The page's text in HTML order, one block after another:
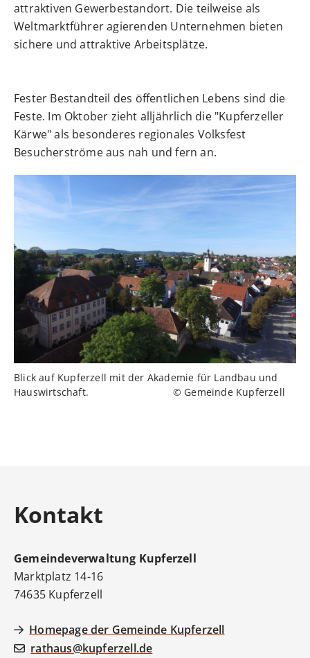
attraktiven Gewerbestandort. Die teilweise als
Weltmarktführer agierenden Unternehmen bieten
sichere und attraktive Arbeitsplätze.
Fester Bestandteil des öffentlichen Lebens sind die
Feste. Im Oktober zieht alljährlich die "Kupferzeller
Kärwe" als besonderes regionales Volksfest
Besucherströme aus nah und fern an.
Blick auf Kupferzell mit der Akademie für Landbau und
Hauswirtschaft. © Gemeinde Kupferzell
Kontakt
Gemeindeverwaltung Kupferzell
Marktplatz 14-16
74635 Kupferzell
Homepage der Gemeinde Kupferzell
rathaus@kupferzell.de